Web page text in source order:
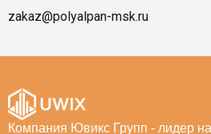
zakaz@polyalpan-msk.ru
Компания Ювикс Групп - лидер